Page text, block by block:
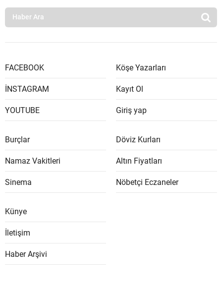
FACEBOOK
İNSTAGRAM
YOUTUBE
Köşe Yazarları
Kayıt Ol
Giriş yap
Burçlar
Namaz Vakitleri
Sinema
Döviz Kurları
Altın Fiyatları
Nöbetçi Eczaneler
Künye
İletişim
Haber Arşivi